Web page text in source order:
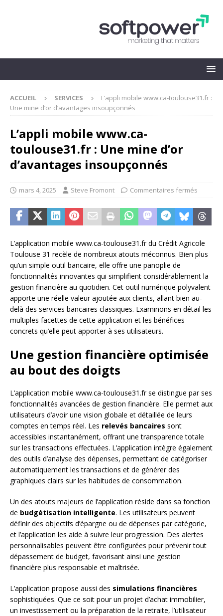
ACCUEIL SERVICES
L’appli mobile www.ca-toulouse31.fr :
Une mine d’or d’avantages insoupçonnés
L’appli mobile www.ca-
toulouse31.fr : Une mine d’or
d’avantages insoupçonnés
mars 4, 2025 Steve Fromont Commentaires fermés
L’application mobile www.ca-toulouse31.fr du Crédit Agricole
Toulouse 31 recèle de nombreux atouts méconnus. Bien plus
qu’un simple outil bancaire, elle offre une panoplie de
fonctionnalités innovantes qui simplifient considérablement la
gestion financière au quotidien. Cet outil numérique polyvalent
apporte une réelle valeur ajoutée aux clients, allant bien au-
delà des services bancaires classiques. Examinons en détail les
multiples facettes de cette application et les bénéfices
concrets qu’elle peut apporter à ses utilisateurs.
Une gestion financière optimisée
au bout des doigts
L’application mobile www.ca-toulouse31.fr se distingue par ses
fonctionnalités avancées de gestion financière. Elle permet aux
utilisateurs d’avoir une vision globale et détaillée de leurs
comptes en temps réel. Les relevés bancaires sont
accessibles instantanément, offrant une transparence totale
sur les transactions effectuées. L’application intègre également
des outils d’analyse des dépenses, permettant de catégoriser
automatiquement les transactions et de générer des
graphiques clairs sur les habitudes de consommation.
Un des atouts majeurs de l’application réside dans sa fonction
de budgétisation intelligente. Les utilisateurs peuvent
définir des objectifs d’épargne ou de dépenses par catégorie,
et l’application les aide à suivre leur progression. Des alertes
personnalisables peuvent être configurées pour prévenir tout
dépassement de budget, favorisant ainsi une gestion
financière plus responsable et maîtrisée.
L’application propose aussi des simulations financières
sophistiquées. Que ce soit pour un projet d’achat immobilier,
un investissement ou la préparation de la retraite, l’utilisateur